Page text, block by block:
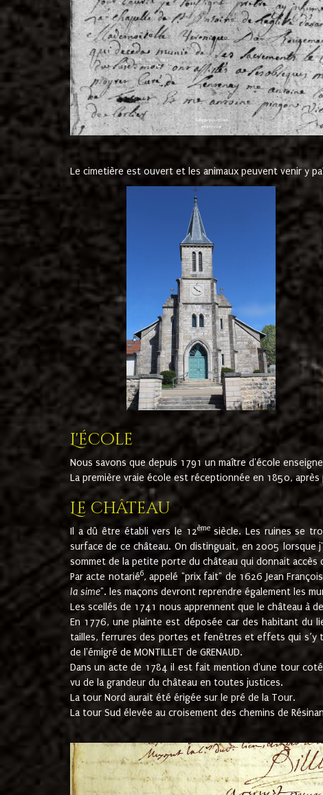
Le cimetière est ouvert et les animaux peuvent venir y
L'école
Nous savons que depuis 1791 un maître d'école
La première vraie école est réceptionnée en 1850,
Le château
Il a dû être établi vers le 12èmesiècle. Les ruines se
surface de ce château. On distinguait, en 2005
sommet de la petite porte du château qui donnait accès
Par acte notarié6, appelé "prix fait" de 1626 Jean
la sime". les maçons devront reprendre également les
Les scellés de 1741 nous apprennent que le château à
En 1776, une plainte est déposée car des habitant du
tailles, ferrures des portes et fenêtres et effets qui s’y
de l'émigré de MONTILLET de GRENAUD.
Dans un acte de 1784 il est fait mention d'une tour
vu de la grandeur du château en toutes justices.
La tour Nord aurait été érigée sur le pré de la Tour.
La tour Sud élevée au croisement des chemins de